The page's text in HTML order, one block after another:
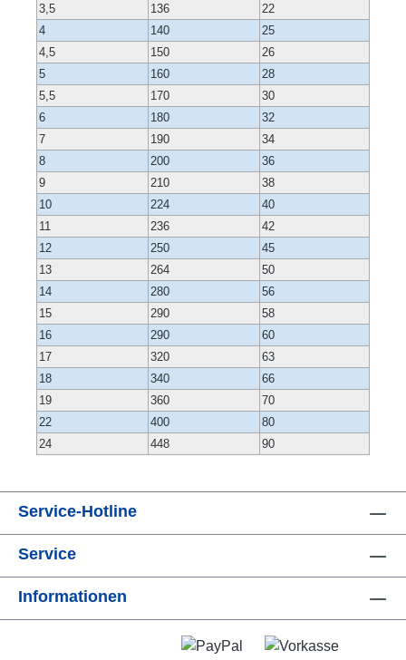
3,5
136
22
4
140
25
4,5
150
26
5
160
28
5,5
170
30
6
180
32
7
190
34
8
200
36
9
210
38
10
224
40
11
236
42
12
250
45
13
264
50
14
280
56
15
290
58
16
290
60
17
320
63
18
340
66
19
360
70
22
400
80
24
448 90
Service-Hotline
Service
Informationen